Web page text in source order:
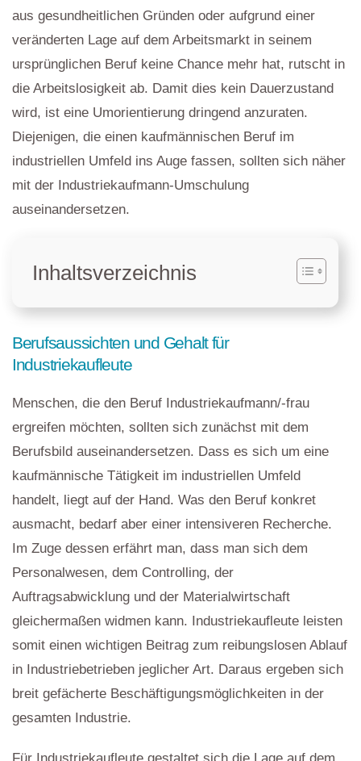
aus gesundheitlichen Gründen oder aufgrund einer
veränderten Lage auf dem Arbeitsmarkt in seinem
ursprünglichen Beruf keine Chance mehr hat, rutscht in
die Arbeitslosigkeit ab. Damit dies kein Dauerzustand
wird, ist eine Umorientierung dringend anzuraten.
Diejenigen, die einen kaufmännischen Beruf im
industriellen Umfeld ins Auge fassen, sollten sich näher
mit der Industriekaufmann-Umschulung
auseinandersetzen.
Inhaltsverzeichnis
Berufsaussichten und Gehalt für
Industriekaufleute
Menschen, die den Beruf Industriekaufmann/-frau
ergreifen möchten, sollten sich zunächst mit dem
Berufsbild auseinandersetzen. Dass es sich um eine
kaufmännische Tätigkeit im industriellen Umfeld
handelt, liegt auf der Hand. Was den Beruf konkret
ausmacht, bedarf aber einer intensiveren Recherche.
Im Zuge dessen erfährt man, dass man sich dem
Personalwesen, dem Controlling, der
Auftragsabwicklung und der Materialwirtschaft
gleichermaßen widmen kann. Industriekaufleute leisten
somit einen wichtigen Beitrag zum reibungslosen Ablauf
in Industriebetrieben jeglicher Art. Daraus ergeben sich
breit gefächerte Beschäftigungsmöglichkeiten in der
gesamten Industrie.
Für Industriekaufleute gestaltet sich die Lage auf dem